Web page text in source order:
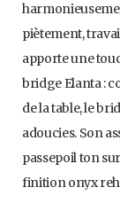
piètement,
apporte une
bridge Elanta :
de la table, le
adoucies. Son
passepoil ton
finition onyx